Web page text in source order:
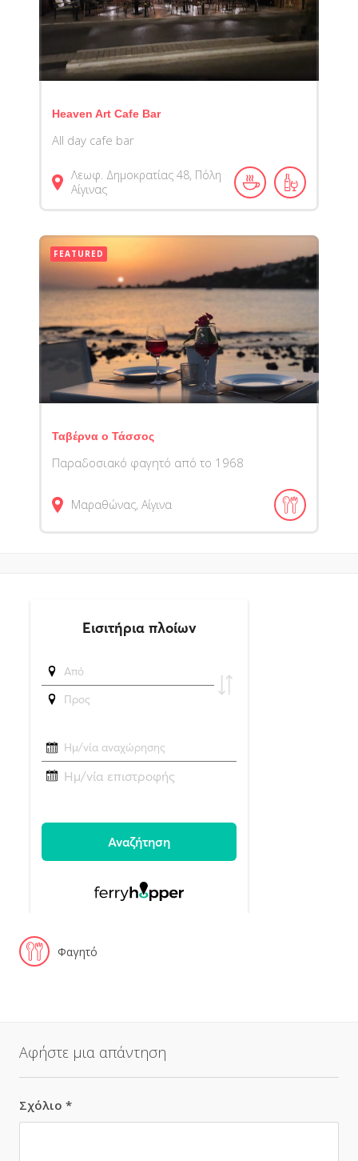
Heaven Art Cafe Bar
All day cafe bar
Λεωφ. Δημοκρατίας 48, Πόλη
Αίγινας
FEATURED
Ταβέρνα ο Τάσσος
Παραδοσιακό φαγητό από το 1968
Μαραθώνας, Αίγινα
Φαγητό
Αφήστε μια απάντηση
Σχόλιο *